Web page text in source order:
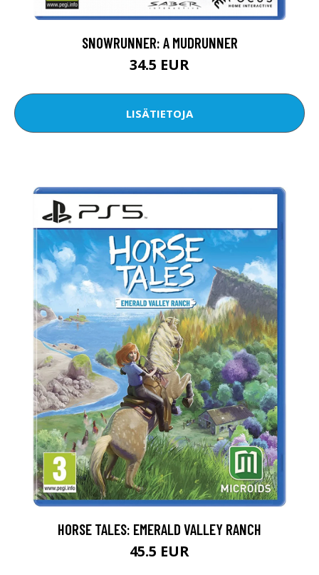
SNOWRUNNER: A MUDRUNNER
34.5 EUR
LISÄTIETOJA
HORSE TALES: EMERALD VALLEY RANCH
45.5 EUR